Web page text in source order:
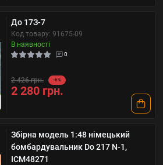
До 17З-7
Код товару: 91675-09
В наявності
0
2 426 грн. -6%
2 280 грн.
Збірна модель 1:48 німецький
бомбардувальник Do 217 N-1,
ICM48271